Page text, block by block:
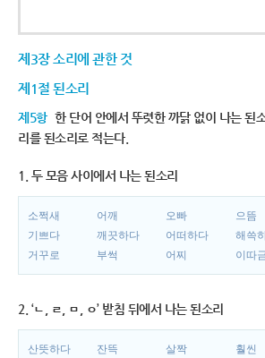
제3장 소리에 관한 것
제1절 된소리
제5항 한 단어 안에서 뚜렷한 까닭 없이 나는 된
리를 된소리로 적는다.
1. 두 모음 사이에서 나는 된소리
소쩍새 어깨 오빠 으뜸
기쁘다
깨끗하다 어떠하다 해쓱
거꾸로
부썩 어찌 이따
2. ‘ㄴ, ㄹ, ㅁ, ㅇ’ 받침 뒤에서 나는 된소리
산뜻하다 잔뜩 살짝
훨씬